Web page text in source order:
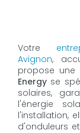
Votre
Avignon,
propose une
Energy se
solaires,
l'énergie
l'installation,
d'onduleurs